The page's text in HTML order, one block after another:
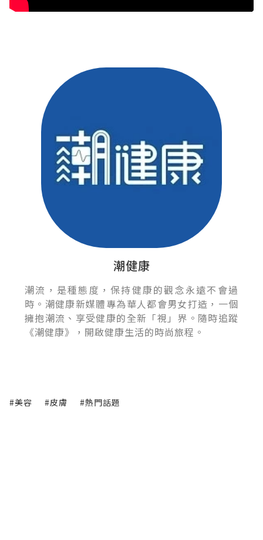
潮健康
潮流，是種態度，保持健康的觀念永遠不會過
時。潮健康新媒體專為華人都會男女打造，一個
擁抱潮流、享受健康的全新「視」界。隨時追蹤
《潮健康》，開啟健康生活的時尚旅程。
#美容 #皮膚 #熱門話題